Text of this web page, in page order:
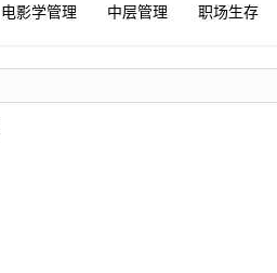
电影学管理 中层管理 职场生存